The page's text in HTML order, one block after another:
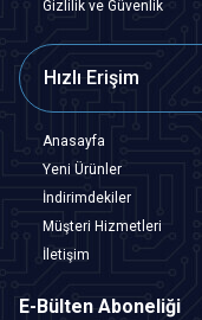
Gizlilik ve Güvenlik
Hızlı Erişim
Anasayfa
Yeni Ürünler
İndirimdekiler
Müşteri Hizmetleri
İletişim
E-Bülten Aboneliği